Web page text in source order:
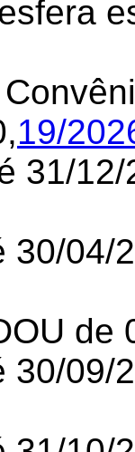
19/
31/
30/04/
de
30/09/